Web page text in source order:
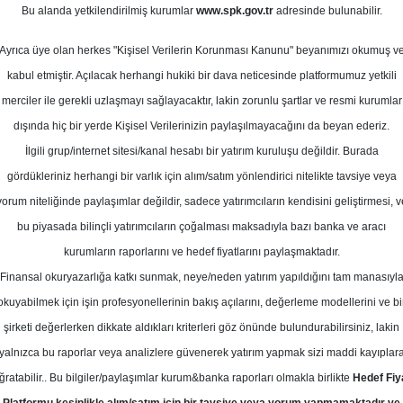
2024
Potansiyeli
Kurum Sayısı
11 5 3
Pazartesi, 11 Kasım 2024
Yatırım SISE Hedef Fiyat
Şişecam için hedef fiyatını 64,0
tavsiyesini 'AL' olarak korudu.
Bu alanda yetkilendirilmiş kurumlar www.spk.gov.tradresinde bulunabilir.
Ayrıca üye olan herkes "Kişisel Verilerin Korunması Kanunu" beyanımızı okumuş ve
kabul etmiştir. Açılacak herhangi hukiki bir dava neticesinde platformumuz yetkili
merciler ile gerekli uzlaşmayı sağlayacaktır, lakin zorunlu şartlar ve resmi kurumlar
dışında hiç bir yerde Kişisel Verilerinizin paylaşılmayacağını da beyan ederiz.
İlgili grup/internet sitesi/kanal hesabı bir yatırım kuruluşu değildir. Burada
gördükleriniz herhangi bir varlık için alım/satım yönlendirici nitelikte tavsiye veya
niteliğinde paylaşımlar değildir, sadece yatırımcıların kendisini geliştirmesi,
bu piyasada bilinçli yatırımcıların çoğalması maksadıyla bazı banka ve aracı
kurumların raporlarını ve hedef fiyatlarını paylaşmaktadır.
Finansal okuryazarlığa katkı sunmak, neye/neden yatırım yapıldığını tam manasıyla
için işin profesyonellerinin bakış açılarını, değerleme modellerini ve
şirketi değerlerken dikkate aldıkları kriterleri göz önünde bulundurabilirsiniz, lakin
yalnızca bu raporlar veya analizlere güvenerek yatırım yapmak sizi maddi
Bu bilgiler/paylaşımlar kurum&banka raporları olmakla birlikte Hedef